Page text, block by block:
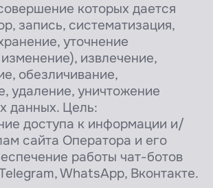
которых дается
запись, систематизация,
уточнение
извлечение,
обезличивание,
удаление, уничтожение
данных. Цель:
доступа к информации и/
сайта Оператора и его
работы чат-ботов
WhatsApp, Вконтакте.